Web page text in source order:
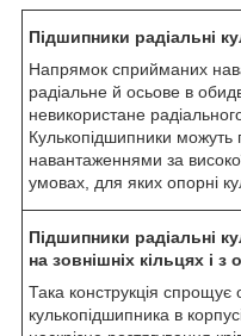
Підшипники радіальні
Напрямок сприйманих
радіальне й осьове в
невикористане
Кулькопідшипники
навантаженнями за
умовах, для яких опорні
Підшипники радіальні
на зовнішніх кільцях і
Така конструкція спрощує
кулькопідшипника в